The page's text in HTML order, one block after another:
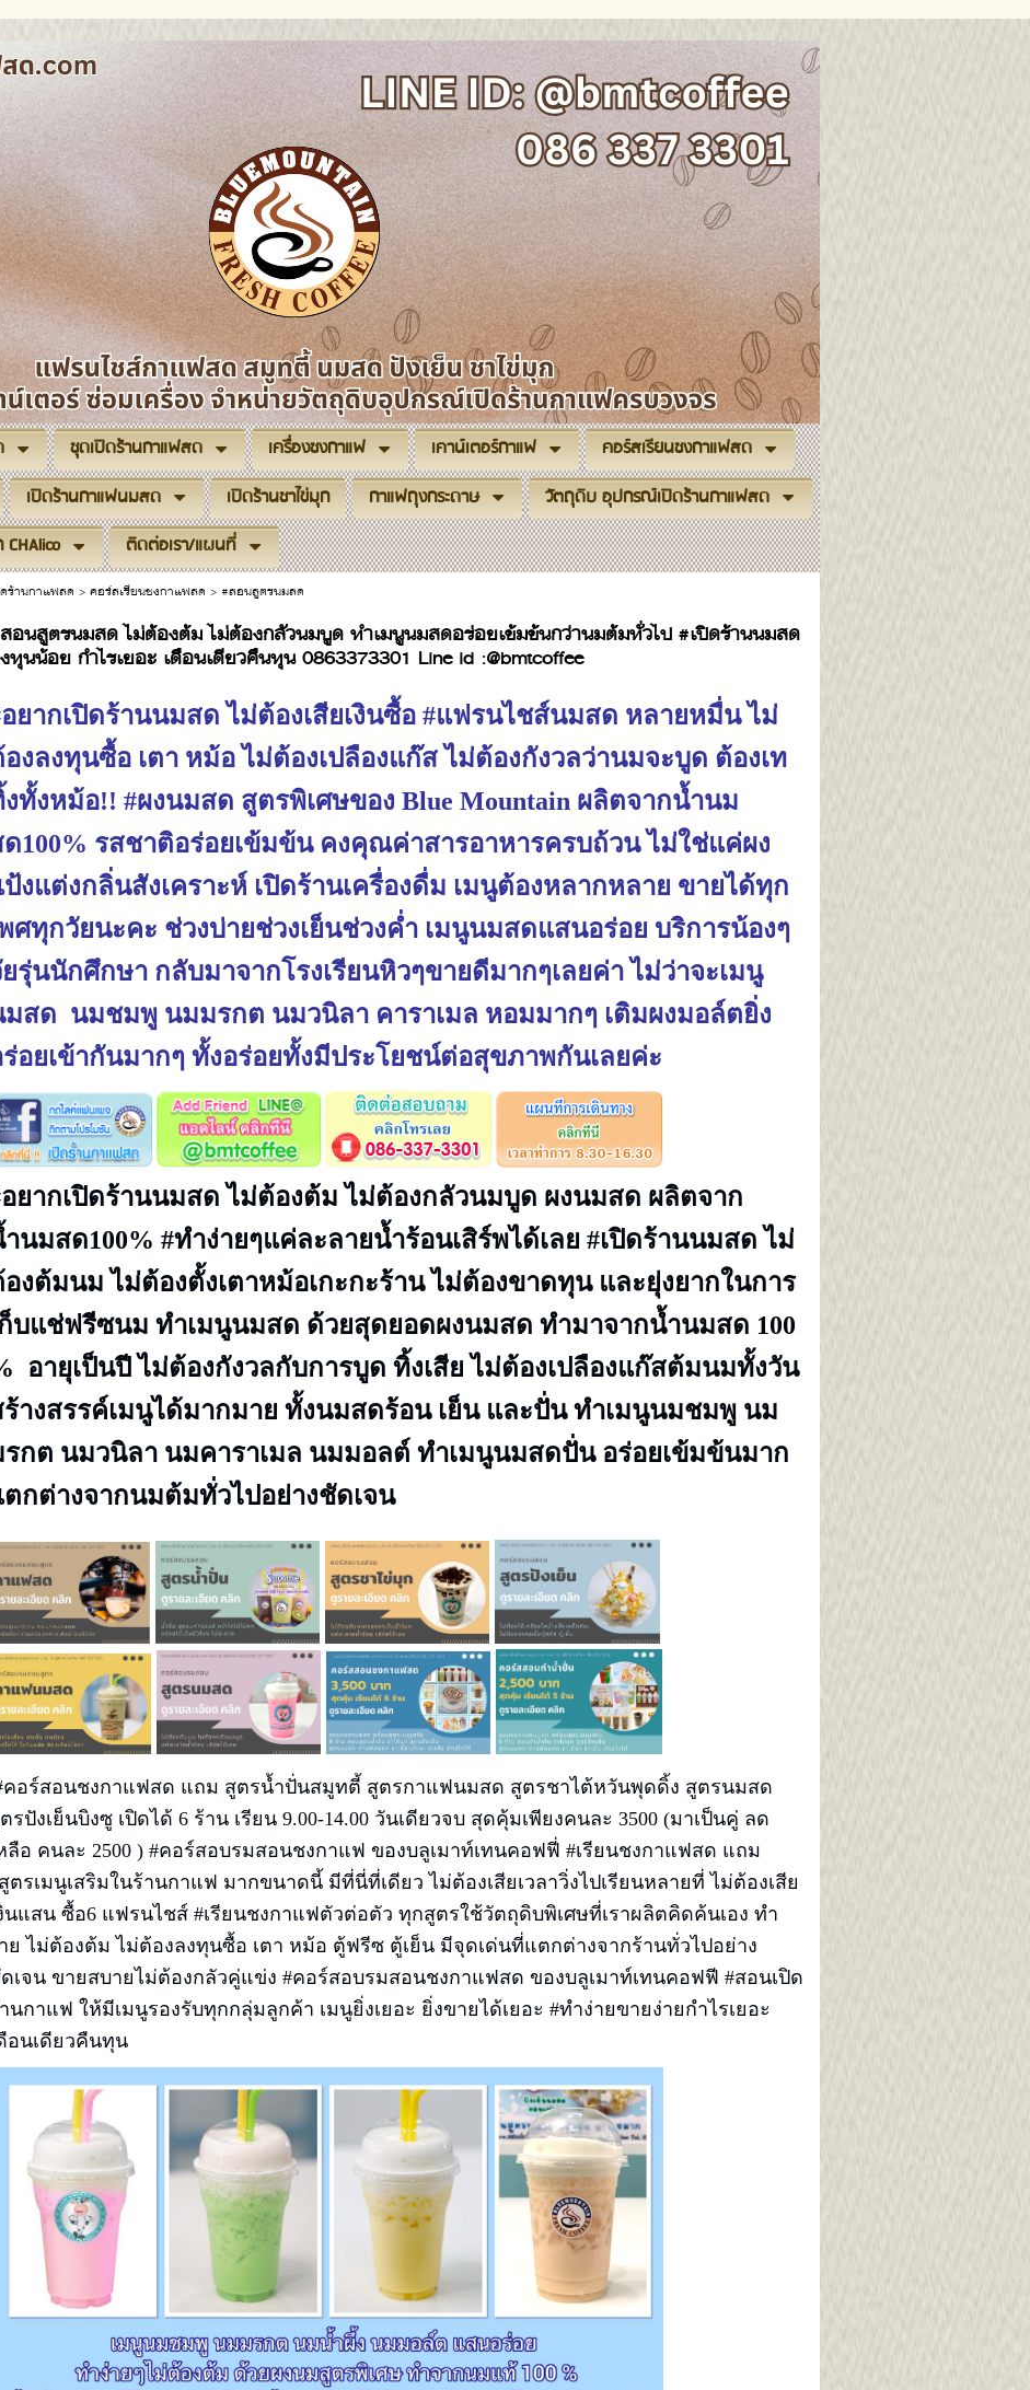
ชุดเปิดร้านกาแฟสด เครื่องชงกาแฟ เคาน์เตอร์กาแฟ
คอร์สเรียนชงกาแฟสด
เปิดร้านกาแฟนมสด เปิดร้านชาไข่มุก กาแฟถุงกระดาษ
วัตถุดิบ อุปกรณ์เปิดร้านกาแฟสด
ติดต่อเรา/แผนที่
ดร้านกาแฟสด > คอร์สเรียนชงกาแฟสด > #สอนสูตรนมสด
อนสูตรนมสด ไม่ต้องต้ม ไม่ต้องกลัวนมบูด ทำเมนูนมสดอร่อยเข้มข้นกว่านมต้มทั่วไป #เปิดร้านนมสด
ทุนน้อย กำไรเยอะ เดือนเดียวคืนทุน 0863373301 Line id :@bmtcoffee
ยากเปิดร้านนมสด ไม่ต้องเสียเงินซื้อ #แฟรนไชส์นมสด หลายหมื่น ไม่
งลงทุนซื้อ เตา หม้อ ไม่ต้องเปลืองแก๊ส ไม่ต้องกังวลว่านมจะบูด ต้องเท
ทั้งหม้อ!! #ผงนมสด สูตรพิเศษของ Blue Mountain ผลิตจากน้ำนม
100% รสชาติอร่อยเข้มข้น คงคุณค่าสารอาหารครบถ้วน ไม่ใช่แค่ผง
ป้งแต่งกลิ่นสังเคราะห์ เปิดร้านเครื่องดื่ม เมนูต้องหลากหลาย ขายได้ทุก
พศทุกวัยนะคะ ช่วงบ่ายช่วงเย็นช่วงค่ำ เมนูนมสดแสนอร่อย บริการน้องๆ
รุ่นนักศึกษา กลับมาจากโรงเรียนหิวๆขายดีมากๆเลยค่า ไม่ว่าจะเมนู
มสด นมชมพู นมมรกต นมวนิลา คาราเมล หอมมากๆ เติมผงมอล์ตยิ่ง
อยเข้ากันมากๆ ทั้งอร่อยทั้งมีประโยชน์ต่อสุขภาพกันเลยค่ะ
ยากเปิดร้านนมสดไม่ต้องต้ม ไม่ต้องกลัวนมบูด ผงนมสด ผลิตจาก
ำนมสด100%#ทำง่ายๆแค่ละลายน้ำร้อนเสิร์พได้เลย #เปิดร้านนมสด ไม่
งต้มนม ไม่ต้องตั้งเตาหม้อเกะกะร้าน ไม่ต้องขาดทุน และยุ่งยากในการ
ก็บแช่ฟรีซนม ทำเมนูนมสด ด้วยสุดยอดผงนมสด ทำมาจากน้ำนมสด 100
อายุเป็นปี ไม่ต้องกังวลกับการบูด ทิ้งเสีย ไม่ต้องเปลืองแก๊สต้มนมทั้งวัน
างสรรค์เมนูได้มากมาย ทั้งนมสดร้อน เย็น และปั่น ทำเมนูนมชมพู นม
กต นมวนิลา นมคาราเมล นมมอลต์ ทำเมนูนมสดปั่น อร่อยเข้มข้นมาก
ตกต่างจากนมต้มทั่วไปอย่างชัดเจน
คอร์สอนชงกาแฟสด แถม สูตรน้ำปั่นสมูทตี้ สูตรกาแฟนมสด สูตรชาไต้หวันพุดดิ้ง สูตรนมสด
รปังเย็นบิงซู เปิดได้ 6 ร้าน เรียน 9.00-14.00 วันเดียวจบ สุดคุ้มเพียงคนละ 3500 (มาเป็นคู่ ลด
ลือ คนละ 2500 ) #คอร์สอบรมสอนชงกาแฟ ของบลูเมาท์เทนคอฟฟี่ #เรียนชงกาแฟสด แถม
ตรเมนูเสริมในร้านกาแฟ มากขนาดนี้ มีที่นี่ที่เดียว ไม่ต้องเสียเวลาวิ่งไปเรียนหลายที่ ไม่ต้องเสีย
นแสน ซื้อ6 แฟรนไชส์ #เรียนชงกาแฟตัวต่อตัว ทุกสูตรใช้วัตถุดิบพิเศษที่เราผลิตคิดค้นเอง ทำ
ย ไม่ต้องต้ม ไม่ต้องลงทุนซื้อ เตา หม้อ ตู้ฟรีซ ตู้เย็น มีจุดเด่นที่แตกต่างจากร้านทั่วไปอย่าง
เจน ขายสบายไม่ต้องกลัวคู่แข่ง #คอร์สอบรมสอนชงกาแฟสด ของบลูเมาท์เทนคอฟฟี #สอนเปิด
นกาแฟ ให้มีเมนูรองรับทุกกลุ่มลูกค้า เมนูยิ่งเยอะ ยิ่งขายได้เยอะ #ทำง่ายขายง่ายกำไรเยอะ
อนเดียวคืนทุน